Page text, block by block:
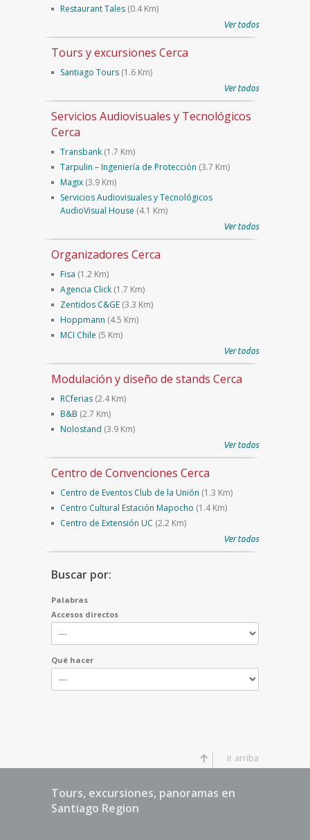
Restaurant Tales (0.4 Km)
Ver todos
Tours y excursiones Cerca
Santiago Tours (1.6 Km)
Ver todos
Servicios Audiovisuales y Tecnológicos
Cerca
Transbank (1.7 Km)
Tarpulin – Ingeniería de Protección (3.7 Km)
Magix (3.9 Km)
Servicios Audiovisuales y Tecnológicos
AudioVisual House (4.1 Km)
Ver todos
Organizadores Cerca
Fisa (1.2 Km)
Agencia Click (1.7 Km)
Zentidos C&GE (3.3 Km)
Hoppmann (4.5 Km)
MCI Chile (5 Km)
Ver todos
Modulación y diseño de stands Cerca
RCferias (2.4 Km)
B&B (2.7 Km)
Nolostand (3.9 Km)
Ver todos
Centro de Convenciones Cerca
Centro de Eventos Club de la Unión (1.3 Km)
Centro Cultural Estación Mapocho (1.4 Km)
Centro de Extensión UC (2.2 Km)
Ver todos
Buscar por:
Palabras
Accesos directos
Qué hacer
Tours, excursiones, panoramas en
Santiago Region
Ir arriba